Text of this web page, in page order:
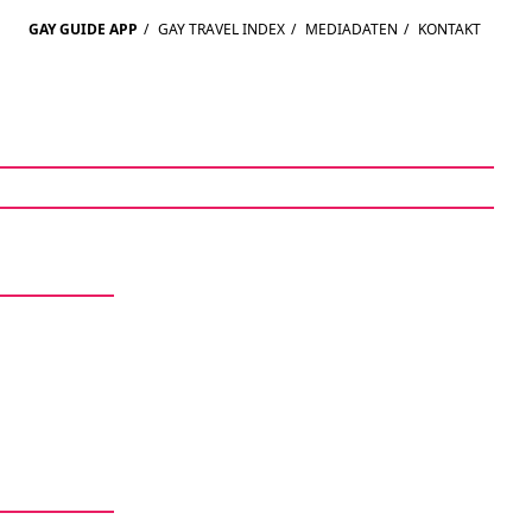
GAY GUIDE APP / GAY TRAVEL INDEX / MEDIADATEN / KONTAKT